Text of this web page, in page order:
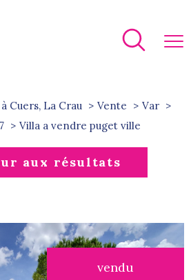
Cuers, La Crau Vente
Var
villa a vendre puget ville
aux résultats
vendu